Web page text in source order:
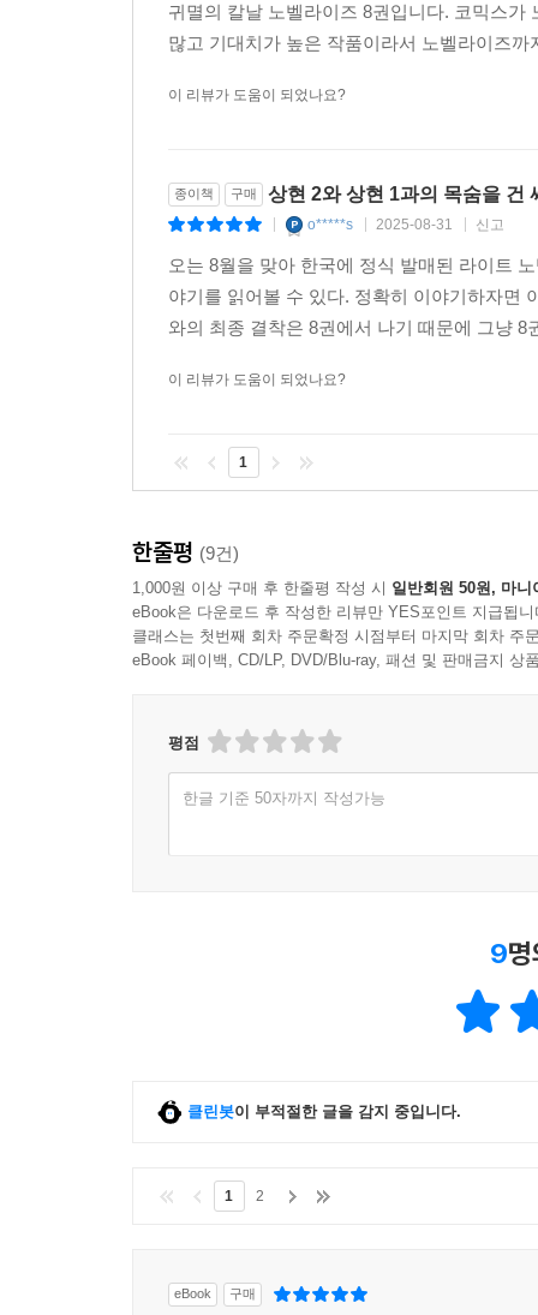
귀멸의 칼날 노벨라이즈 8권입니다. 코믹스
많고 기대치가 높은 작품이라서 노벨라이즈
이 리뷰가 도움이 되었나요?
종이책 구매 상현 2와 상현 1과의 목숨을 건
o*****s 2025-08-31 신고
오는 8월을 맞아 한국에 정식 발매된 라이트
야기를 읽어볼 수 있다. 정확히 이야기하자면
와의 최종 결착은 8권에서 나기 때문에 그냥
이 리뷰가 도움이 되었나요?
1
한줄평 (9건)
1,000원 이상 구매 후 한줄평 작성 시 일반회원 50원, 마니
eBook은 다운로드 후 작성한 리뷰만 YES포인트 지급됩니
클래스는 첫번째 회차 주문확정 시점부터 마지막 회차 주
eBook 페이백, CD/LP, DVD/Blu-ray, 패션 및 판매금지 상
평점
한글 기준 50자까지 작성가능
9
클린봇이 부적절한 글을 감지 중입니다.
1 2
eBook 구매